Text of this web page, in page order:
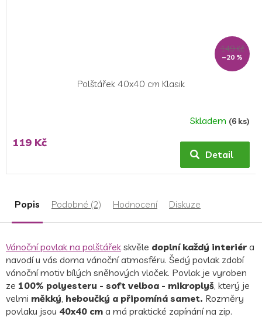
149 Kč
–20 %
Polštářek 40x40 cm Klasik
hodnocení
produktu
5,0
5
hvězdiček.
Skladem (6 ks)
119 Kč
Detail
Popis Podobné (2) Hodnocení Diskuze
Vánoční povlak na polštářek skvěle doplní každý interiér a
navodí u vás doma vánoční atmosféru. Šedý povlak zdobí
vánoční motiv bílých sněhových vloček. Povlak je vyroben
ze 100% polyesteru - soft velboa - mikroplyš , který je
velmi měkký heboučký a připomíná samet. Rozměry
povlaku jsou 40x40 cm a má praktické zapínání na zip.